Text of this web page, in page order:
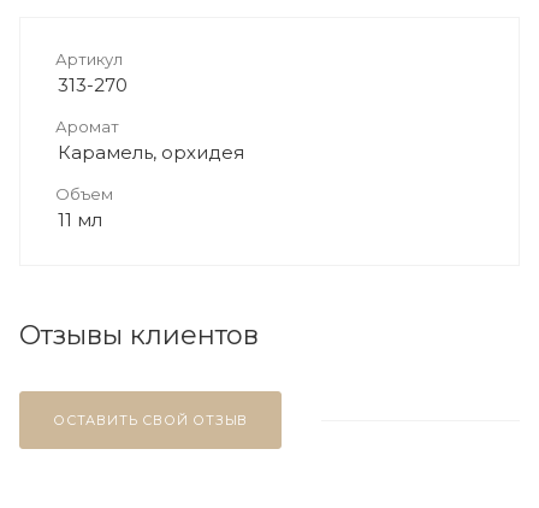
Артикул
313-270
Аромат
Карамель, орхидея
Объем
11 мл
Отзывы клиентов
ОСТАВИТЬ СВОЙ ОТЗЫВ